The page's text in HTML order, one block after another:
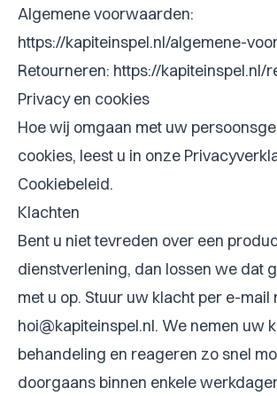
Algemene voorwaarden:
https://kapiteinspel.nl/algemene-
Retourneren: https://kapiteinspel.nl/
Privacy en cookies
Hoe wij omgaan met uw
cookies, leest u in onze
Cookiebeleid.
Klachten
Bent u niet tevreden over een
dienstverlening, dan lossen we dat
met u op. Stuur uw klacht per e-mail
hoi@kapiteinspel.nl. We nemen uw
behandeling en reageren zo snel
doorgaans binnen enkele